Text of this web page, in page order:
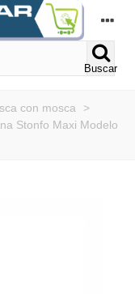
Buscar
con mosca
>
Stonfo Maxi Modelo